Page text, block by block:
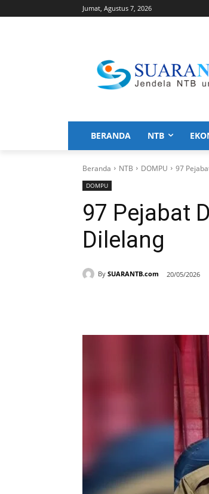
Jumat, Agustus 7, 2026
BERANDA NTB
Beranda NTB DOMPU 97
DOMPU
97 Pejabat
Dilelang
By SUARANTB.com 20/05/2026